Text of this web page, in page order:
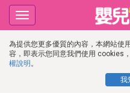
為提供您更多優質的內容，本網站使
容，即表示您同意我們使用 cookies
權說明 。
我
Toggle
navigation